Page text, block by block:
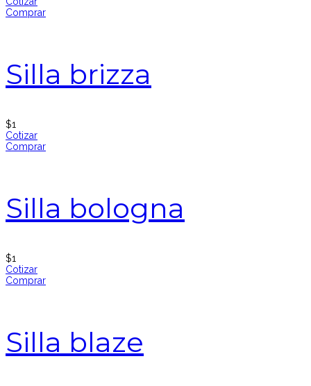
Comprar
Silla brizza
$1
Cotizar
Comprar
Silla bologna
$1
Cotizar
Comprar
Silla blaze